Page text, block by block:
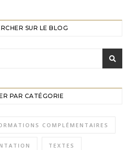
SUR LE BLOG
PAR CATÉGORIE
COMPLÉMENTAIRES
TEXTES